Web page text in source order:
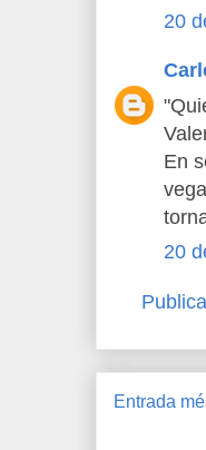
20
En
20
Entrada